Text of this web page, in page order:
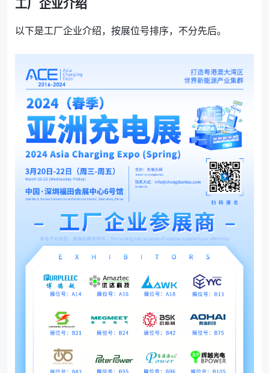
工厂企业介绍
以下是工厂企业介绍，按展位号排序，不分先后。